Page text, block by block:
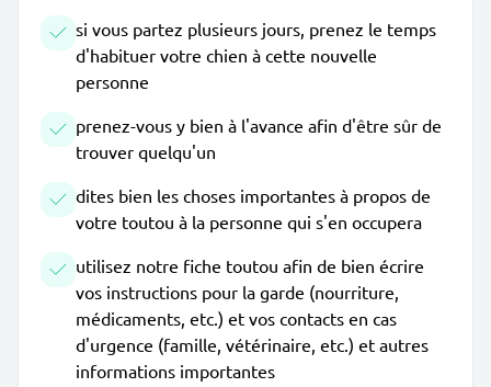
si vous partez plusieurs jours, prenez le temps
d'habituer votre chien à cette nouvelle
personne
prenez-vous y bien à l'avance afin d'être sûr de
trouver quelqu'un
dites bien les choses importantes à propos de
votre toutou à la personne qui s'en occupera
utilisez notre fiche toutou afin de bien écrire
vos instructions pour la garde (nourriture,
médicaments, etc.) et vos contacts en cas
d'urgence (famille, vétérinaire, etc.) et autres
informations importantes